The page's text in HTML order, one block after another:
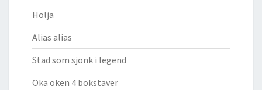
Hölja
Alias alias
Stad som sjönk i legend
Oka öken 4 bokstäver